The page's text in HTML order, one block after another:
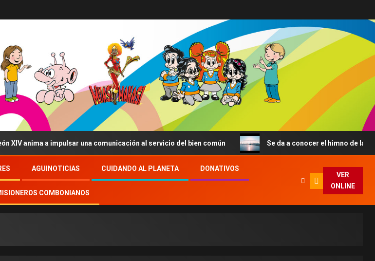
anima a impulsar una comunicación al servicio del bien común Se da a conocer el himno de la JMJ de
AGUINOTICIAS CUIDANDO AL PLANETA DONATIVOS
COMBONIANOS
VER
ONLINE